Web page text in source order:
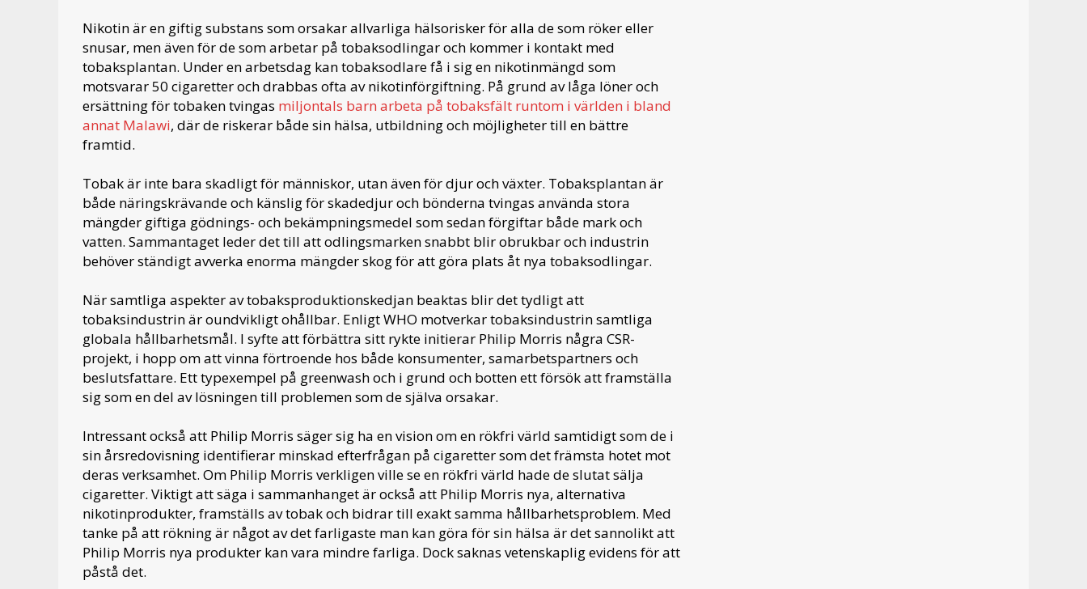
Nikotin är en giftig substans som orsakar allvarliga hälsorisker för alla de som röker eller
snusar, men även för de som arbetar på tobaksodlingar och kommer i kontakt med
tobaksplantan. Under en arbetsdag kan tobaksodlare få i sig en nikotinmängd som
motsvarar 50 cigaretter och drabbas ofta av nikotinförgiftning. På grund av låga löner och
ersättning för tobaken tvingas miljontals barn arbeta på tobaksfält runtom i världen i bland
annat Malawi, där de riskerar både sin hälsa, utbildning och möjligheter till en bättre
framtid.
Tobak är inte bara skadligt för människor, utan även för djur och växter. Tobaksplantan är
både näringskrävande och känslig för skadedjur och bönderna tvingas använda stora
mängder giftiga gödnings- och bekämpningsmedel som sedan förgiftar både mark och
vatten. Sammantaget leder det till att odlingsmarken snabbt blir obrukbar och industrin
behöver ständigt avverka enorma mängder skog för att göra plats åt nya tobaksodlingar.
När samtliga aspekter av tobaksproduktionskedjan beaktas blir det tydligt att
tobaksindustrin är oundvikligt ohållbar. Enligt WHO motverkar tobaksindustrin samtliga
globala hållbarhetsmål. I syfte att förbättra sitt rykte initierar Philip Morris några CSR-
projekt, i hopp om att vinna förtroende hos både konsumenter, samarbetspartners och
beslutsfattare. Ett typexempel på greenwash och i grund och botten ett försök att framställa
sig som en del av lösningen till problemen som de själva orsakar.
Intressant också att Philip Morris säger sig ha en vision om en rökfri värld samtidigt som de i
sin årsredovisning identifierar minskad efterfrågan på cigaretter som det främsta hotet mot
deras verksamhet. Om Philip Morris verkligen ville se en rökfri värld hade de slutat sälja
cigaretter. Viktigt att säga i sammanhanget är också att Philip Morris nya, alternativa
nikotinprodukter, framställs av tobak och bidrar till exakt samma hållbarhetsproblem. Med
tanke på att rökning är något av det farligaste man kan göra för sin hälsa är det sannolikt att
Philip Morris nya produkter kan vara mindre farliga. Dock saknas vetenskaplig evidens för att
påstå det.